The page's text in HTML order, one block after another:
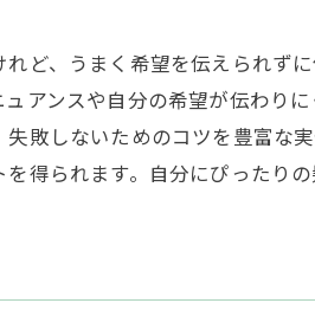
ど、うまく希望を伝えられず
アンスや自分の希望が伝わり
敗しないためのコツを豊富な
得られます。自分にぴったり